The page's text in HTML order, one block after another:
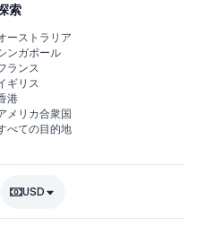
索
ーストラリア
ンガポール
ランス
ギリス
港
メリカ合衆国
べての目的地
USD